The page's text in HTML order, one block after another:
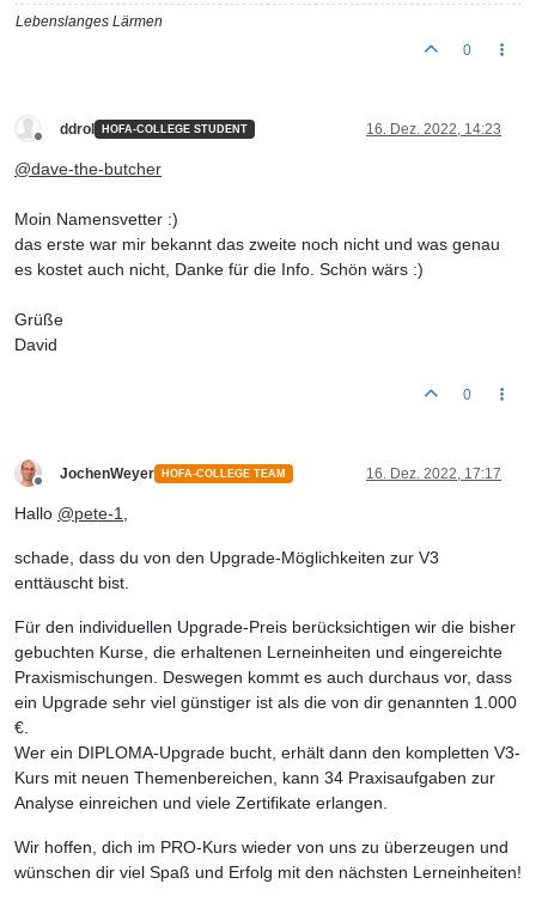
Lebenslanges Lärmen
0
ddrol HOFA-COLLEGE STUDENT 16. Dez. 2022, 14:23
@dave-the-butcher
Moin Namensvetter :)
das erste war mir bekannt das zweite noch nicht und was genau
es kostet auch nicht, Danke für die Info. Schön wärs :)
Grüße
David
0
JochenWeyer HOFA-COLLEGE TEAM 16. Dez. 2022, 17:17
Hallo @pete-1
schade, dass du von den Upgrade-Möglichkeiten zur V3
enttäuscht bist.
Für den individuellen Upgrade-Preis berücksichtigen wir die bisher
gebuchten Kurse, die erhaltenen Lerneinheiten und eingereichte
Praxismischungen. Deswegen kommt es auch durchaus vor, dass
ein Upgrade sehr viel günstiger ist als die von dir genannten 1.000
€.
Wer ein DIPLOMA-Upgrade bucht, erhält dann den kompletten V3-
Kurs mit neuen Themenbereichen, kann 34 Praxisaufgaben zur
Analyse einreichen und viele Zertifikate erlangen.
Wir hoffen, dich im PRO-Kurs wieder von uns zu überzeugen und
wünschen dir viel Spaß und Erfolg mit den nächsten Lerneinheiten!